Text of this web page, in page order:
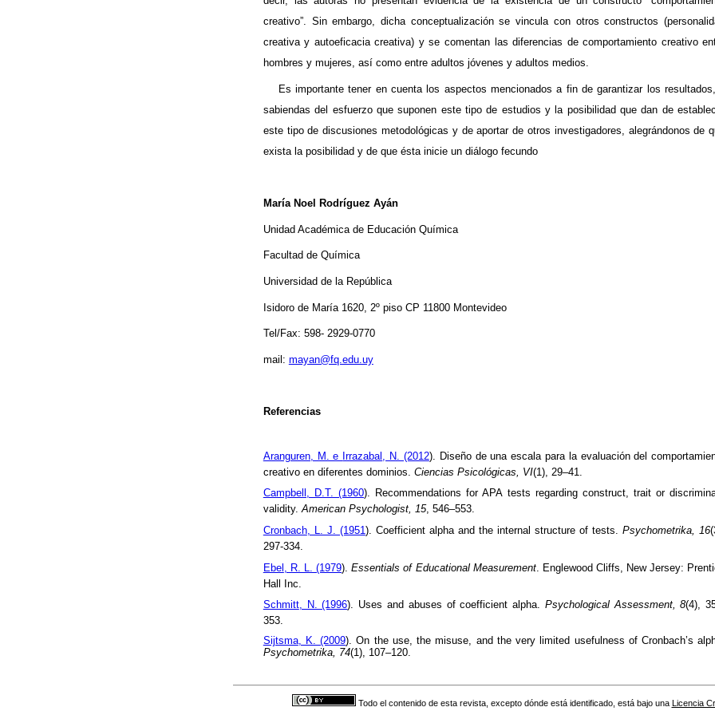
creativo”. Sin embargo, dicha conceptualización se vincula con otros constructos
creativa y autoeficaciacreativa) y se comentan las diferencias de comportamiento creativo
hombres y mujeres, así como entre adultos jóvenes y adultos medios.
Es importante tener en cuenta los aspectos mencionados a fin de garantizar los
sabiendas del esfuerzo que suponen este tipo de estudios y la posibilidad que dan de
este tipo de discusiones metodológicas y de aportar de otros investigadores, alegrándonos de
exista la posibilidad y de que ésta inicie un diálogo fecundo
María Noel Rodríguez Ayán
Unidad Académica de Educación Química
Facultad de Química
Universidad de la República
Isidoro de María 1620, 2º piso CP 11800 Montevideo
Tel/Fax: 598- 2929-0770
mail : mayan@fq.edu.uy
Referencias
Aranguren, M. e Irrazabal , N. (2012). Diseño de una escala para la evaluación del
creativo en diferentes dominios. Ciencias Psicológicas VI(1), 29–41.
Campbell, D.T. (1960). Recommendations for APA tests regarding construct, trait or
validity.American Psychologist, 15, 546–553.
Cronbach, L. J. (1951 ). Coefficient alpha and the internal structure of tests. Psychometrika , 16
297-334.
Ebel , R. L. (1979).Essentials of Educational Measurement. Englewood Cliffs, New Jersey:
Hall Inc.
Schmitt, N. (1996). Uses and abuses of coefficient alpha. Psychological Assessment, 8(4),
353.
Sijtsma, K. (2009). On the use, the misuse, and the very limited usefulness of Cronbach’s
Psychometrika, 74(1), 107–120.
Todo el contenido de esta revista, excepto dónde está identificado, está bajo una Licencia